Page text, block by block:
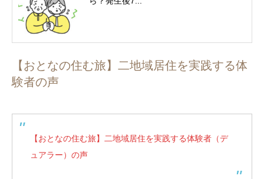
【おとなの住む旅】二地域居住を実践する体
験者の声
【おとなの住む旅】二地域居住を実践する体験者（デ
ュアラー）の声